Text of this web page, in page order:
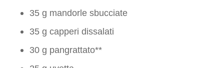
35 g mandorle sbucciate
35 g capperi dissalati
30 g pangrattato**